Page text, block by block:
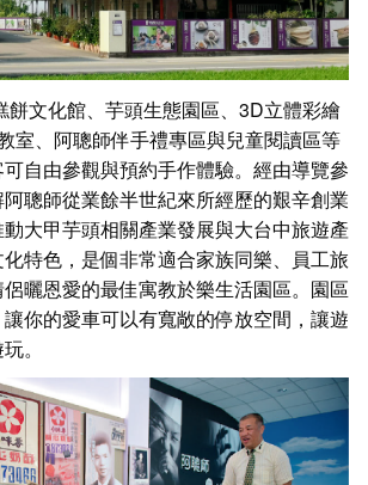
餅文化館、芋頭生態園區、3D立體彩繪
室、阿聰師伴手禮專區與兒童閱讀區等
自由參觀與預約手作體驗。經由導覽參
聰師從業餘半世紀來所經歷的艱辛創業
大甲芋頭相關產業發展與大台中旅遊產
特色，是個非常適合家族同樂、員工旅
曬恩愛的最佳寓教於樂生活園區。園區
你的愛車可以有寬敞的停放空間，讓遊
。